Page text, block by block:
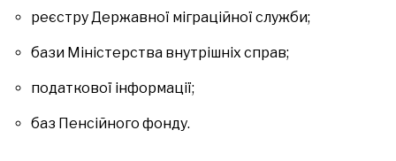
реєстру Державної міграційної служби;
бази Міністерства внутрішніх справ;
податкової інформації;
баз Пенсійного фонду.